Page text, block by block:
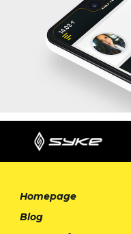
Homepage
Blog